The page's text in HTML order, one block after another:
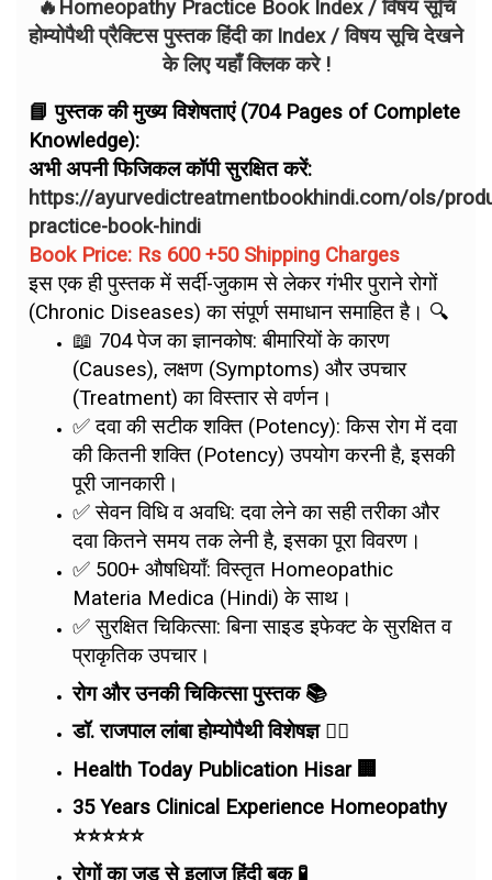
🔥Homeopathy Practice Book Index / विषय सूचि
होम्योपैथी प्रैक्टिस पुस्तक हिंदी का Index / विषय सूचि देखने
के लिए यहाँ क्लिक करे !
📘 पुस्तक की मुख्य विशेषताएं (704 Pages of Complete
Knowledge):
अभी अपनी फिजिकल कॉपी सुरक्षित करें:
https://ayurvedictreatmentbookhindi.com/ols/
practice-book-hindi
Book Price: Rs 600 +50 Shipping Charges
इस एक ही पुस्तक में सर्दी-जुकाम से लेकर गंभीर पुराने रोगों
(Chronic Diseases) का संपूर्ण समाधान समाहित है। 🔍
📖 704 पेज का ज्ञानकोष: बीमारियों के कारण
(Causes), लक्षण (Symptoms) और उपचार
(Treatment) का विस्तार से वर्णन।
✅ दवा की सटीक शक्ति (Potency): किस रोग में दवा
की कितनी शक्ति (Potency) उपयोग करनी है, इसकी
पूरी जानकारी।
✅ सेवन विधि व अवधि: दवा लेने का सही तरीका और
दवा कितने समय तक लेनी है, इसका पूरा विवरण।
✅ 500+ औषधियाँ: विस्तृत Homeopathic
Materia Medica (Hindi) के साथ।
✅ सुरक्षित चिकित्सा: बिना साइड इफेक्ट के सुरक्षित व
प्राकृतिक उपचार।
रोग और उनकी चिकित्सा पुस्तक 📚
डॉ. राजपाल लांबा होम्योपैथी विशेषज्ञ 👨‍⚕️
Health Today Publication Hisar 🏢
35 Years Clinical Experience Homeopathy
⭐⭐⭐⭐⭐
रोगों का जड़ से इलाज हिंदी बुक 🧪